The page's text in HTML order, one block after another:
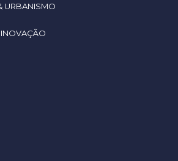
URBANISMO